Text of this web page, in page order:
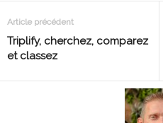
Article précédent
Triplify, cherchez, comparez
et classez